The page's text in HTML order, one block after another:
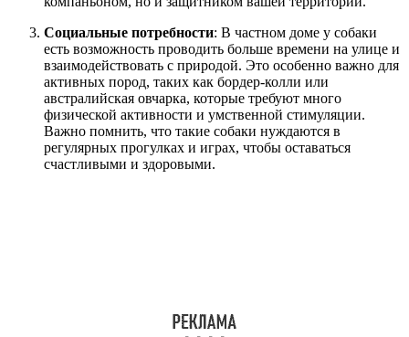
Социальные потребности: В частном доме у собаки
есть возможность проводить больше времени на улице и
взаимодействовать с природой. Это особенно важно для
активных пород, таких как бордер-колли или
австралийская овчарка, которые требуют много
физической активности и умственной стимуляции.
Важно помнить, что такие собаки нуждаются в
регулярных прогулках и играх, чтобы оставаться
счастливыми и здоровыми.